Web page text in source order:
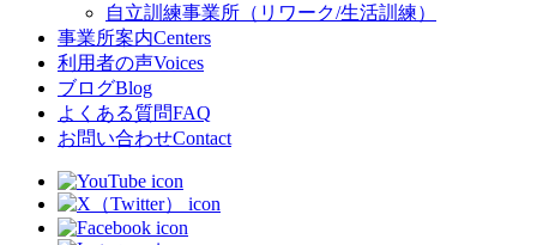
自立訓練事業所（リワーク/生活訓練）
事業所案内Centers
利用者の声Voices
ブログBlog
よくある質問FAQ
お問い合わせContact